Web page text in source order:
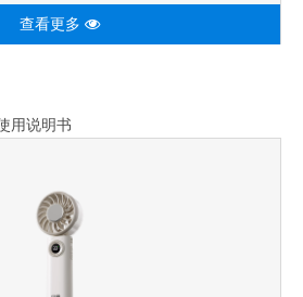
查看更多
用说明书